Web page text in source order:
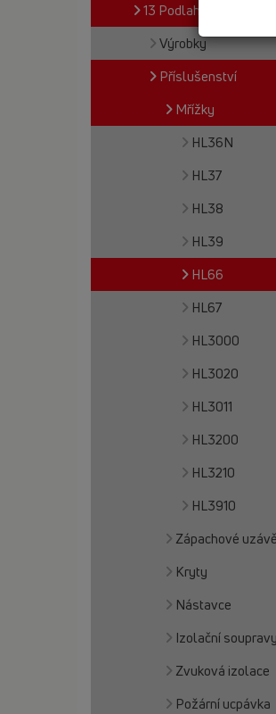
13 Podlahy
Výrobky
Příslušenství
Mřížky
HL36N
HL37
HL38
HL39
HL66
HL67
HL3000
HL3020
HL3011
HL3200
HL3210
HL3910
Zápachové
Kryty
Nástavce
Izolační soupravy
Zvuková izolace
Požární ucpávka